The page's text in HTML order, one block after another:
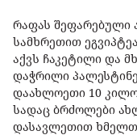
რაფას შეფარებული
სამხრეთით
აქვს ჩაკეტილი და
დაჭრილი
დაახლოეთი 10
სადაც ბრძოლები
დასავლეთით